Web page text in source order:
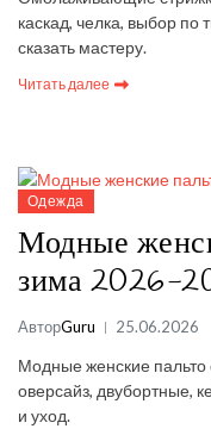
каскад, челка, выбор
сказать мастеру.
Читать далее
Одежда
Модные
зима 2026-
АвторGuru 25.06.2026
Модные женские
оверсайз, двубортные,
и уход.